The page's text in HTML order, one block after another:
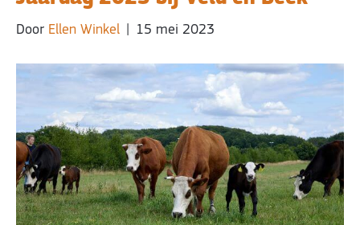
Door Ellen Winkel 15 mei 2023